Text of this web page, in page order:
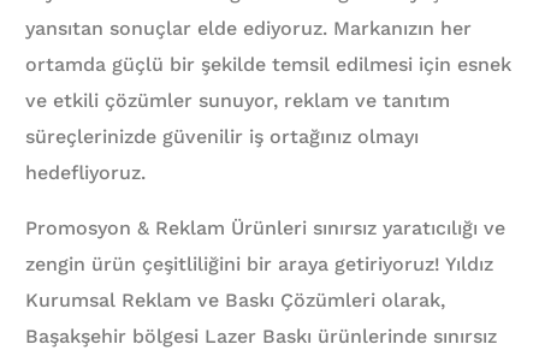
yansıtan sonuçlar elde ediyoruz. Markanızın her
ortamda güçlü bir şekilde temsil edilmesi için esnek
ve etkili çözümler sunuyor, reklam ve tanıtım
süreçlerinizde güvenilir iş ortağınız olmayı
hedefliyoruz.
Promosyon & Reklam Ürünleri sınırsız yaratıcılığı ve
zengin ürün çeşitliliğini bir araya getiriyoruz! Yıldız
Kurumsal Reklam ve Baskı Çözümleri olarak,
Başakşehir bölgesi Lazer Baskı ürünlerinde sınırsız